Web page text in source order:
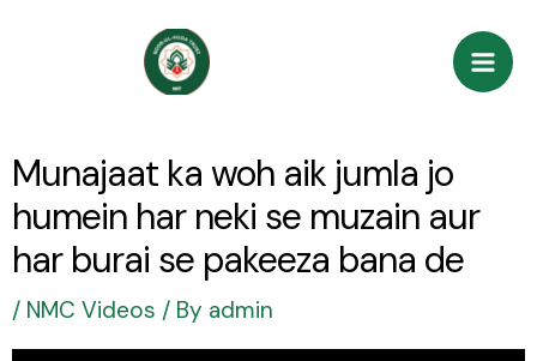
Munajaat ka woh aik jumla jo
humein har neki se muzain aur
har burai se pakeeza bana de
/ NMC Videos / By admin